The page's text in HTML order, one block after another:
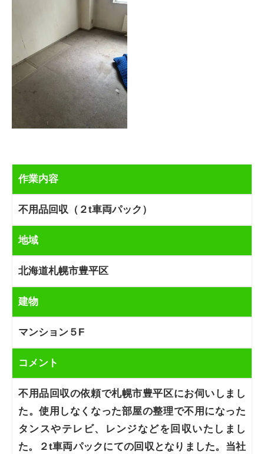
作業内容
不用品回収（２t車両パック）
地域
北海道札幌市豊平区
建物
マンション５F
コメント
不用品回収の依頼で札幌市豊平区にお伺いしまし
た。使用しなくなった部屋の整理で不用になった
タンスやテレビ、レンジなどを回収いたしまし
た。２t車両パックにての回収となりました。当社